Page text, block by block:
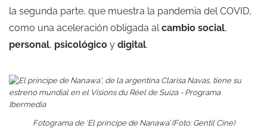
la segunda parte, que muestra la pandemia del COVID,
como una aceleración obligada alcambio social,
personal, psicológico y digital.
Fotograma de ‘El príncipe de Nanawa’ (Foto: Gentil Cine)